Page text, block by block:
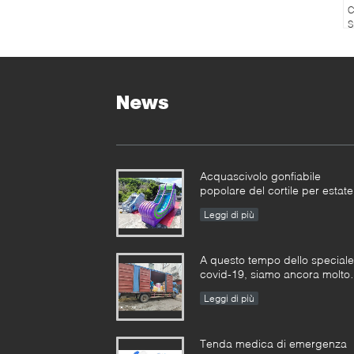
News
Acquascivolo gonfiabile
popolare del cortile per estate
Leggi di più
A questo tempo dello speciale
covid-19, siamo ancora molto
produzione gonfiabile dei
Leggi di più
Tenda medica di emergenza